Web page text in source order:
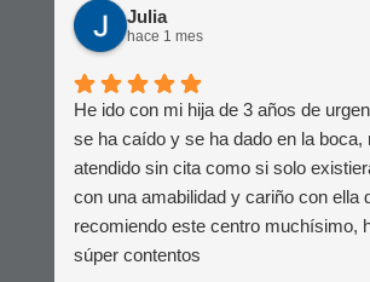
Julia
hace 1 mes
He ido con mi hija de 3 años de
se ha caído y se ha dado en la boca,
atendido sin cita como si solo
con una amabilidad y cariño con ella
recomiendo este centro muchísimo,
súper contentos